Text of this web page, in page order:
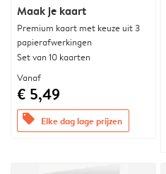
Maak je kaart
Premium kaart met keuze uit 3
papierafwerkingen
Set van 10 kaarten
Vanaf
€ 5,49
offers Elke dag lage prijzen